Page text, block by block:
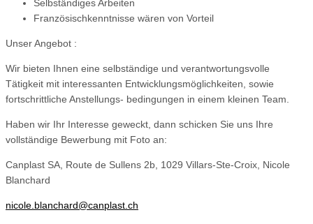
Selbständiges Arbeiten
Französischkenntnisse wären von Vorteil
Unser Angebot :
Wir bieten Ihnen eine selbständige und verantwortungsvolle
Tätigkeit mit interessanten Entwicklungsmöglichkeiten, sowie
fortschrittliche Anstellungs- bedingungen in einem kleinen Team.
Haben wir Ihr Interesse geweckt, dann schicken Sie uns Ihre
vollständige Bewerbung mit Foto an:
Canplast SA, Route de Sullens 2b, 1029 Villars-Ste-Croix, Nicole
Blanchard
nicole.blanchard@canplast.ch